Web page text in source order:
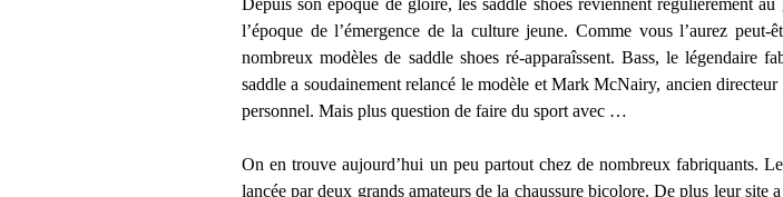
l’époque de l’émergence de la culture jeune. Comme vous l’aurez
nombreux modèles de saddle shoes ré-apparaîssent. Bass, le légendaire
saddle a soudainement relancé le modèle et Mark McNairy, ancien
personnel. Mais plus question de faire du sport avec …
On en trouve aujourd’hui un peu partout chez de nombreux fabriquants.
lancée par deux grands amateurs de la chaussure bicolore. De plus leur site